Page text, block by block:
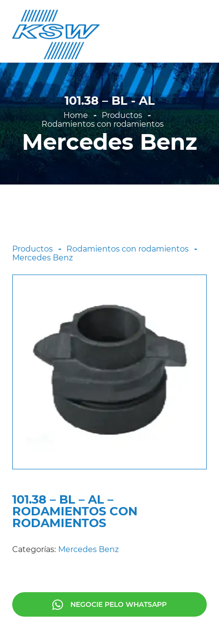
Voltar
con rodamientos
DAF
Ford
General Motors
Internacional
Iveco
Man
Sinotruck
(Recarga)
cerradura
y kits
101.38 – BL - AL
Home
Productos
Rodamientos con rodamientos
Mercedes Benz
Productos
Rodamientos con rodamientos
Mercedes Benz
101.38 – BL – AL –
RODAMIENTOS CON
RODAMIENTOS
Categorías: Mercedes Benz
NEGOCIE PELO WHATSAPP